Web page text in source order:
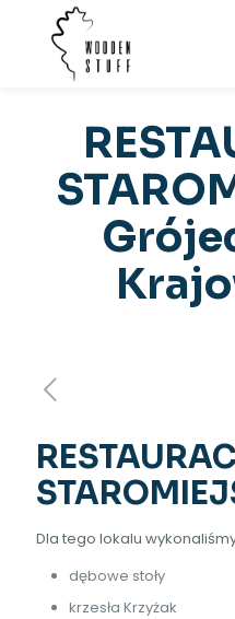
Dla tego lokalu
dębowe stoły
krzesła Krzyżak